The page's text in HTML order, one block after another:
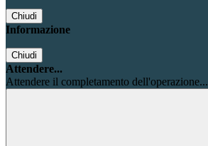
Chiudi
Informazione
Chiudi
Attendere...
Attendere il completamento dell'operazione...